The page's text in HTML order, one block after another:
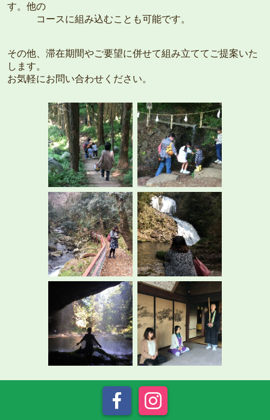
す。他の
コースに組み込むことも可能です。
その他、滞在期間やご要望に併せて組み立ててご提案いた
します。
お気軽にお問い合わせください。